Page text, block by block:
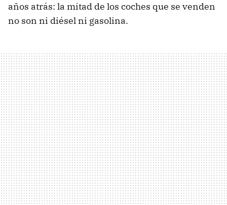
años atrás: la mitad de los coches que se venden
no son ni diésel ni gasolina.